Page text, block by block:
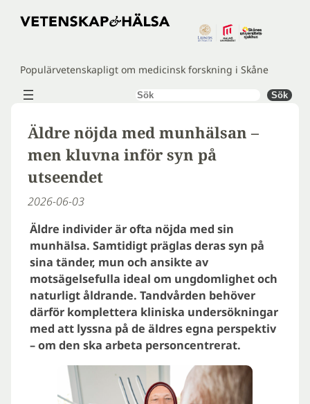
Hoppa
Populärvetenskapligt om medicinsk forskning i Skåne
Sök Sök
Äldre nöjda med munhälsan –
men kluvna inför syn på
utseendet
2026-06-03
Äldre individer är ofta nöjda med sin
munhälsa. Samtidigt präglas deras syn på
sina tänder, mun och ansikte av
motsägelsefulla ideal om ungdomlighet och
naturligt åldrande. Tandvården behöver
därför komplettera kliniska undersökningar
med att lyssna på de äldres egna perspektiv
– om den ska arbeta personcentrerat.